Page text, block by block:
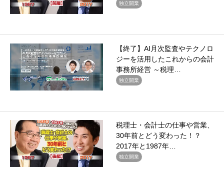
独立開業
【終了】AI月次監査やテクノロ
ジーを活用したこれからの会計
事務所経営 ～税理…
独立開業
税理士・会計士の仕事や営業、
30年前とどう変わった！？
2017年と1987年…
独立開業